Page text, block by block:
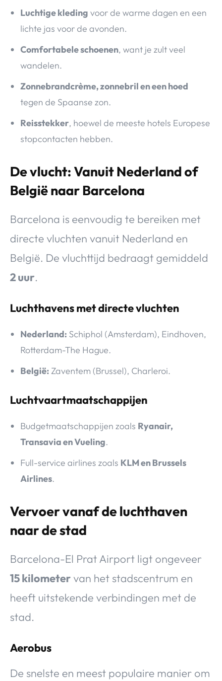
Luchtige kleding voor de warme dagen en een
lichte jas voor de avonden.
Comfortabele schoenen, want je zult veel
wandelen.
Zonnebrandcrème, zonnebril en een hoed
tegen de Spaanse zon.
Reisstekker, hoewel de meeste hotels Europese
stopcontacten hebben.
De vlucht: Vanuit Nederland of
België naar Barcelona
Barcelona is eenvoudig te bereiken met
directe vluchten vanuit Nederland en
België. De vluchttijd bedraagt gemiddeld
2 uur.
Luchthavens met directe vluchten
Nederland: Schiphol (Amsterdam), Eindhoven,
Rotterdam-The Hague.
België:Zaventem (Brussel), Charleroi.
Luchtvaartmaatschappijen
Budgetmaatschappijen zoals Ryanair,
Transavia en Vueling.
Full-service airlines zoals KLM en Brussels
Airlines.
Vervoer vanaf de luchthaven
naar de stad
Barcelona-El Prat Airport ligt ongeveer
15 kilometervan het stadscentrum en
heeft uitstekende verbindingen met de
stad.
Aerobus
De snelste en meest populaire manier om